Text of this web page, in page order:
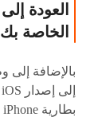
الخاصة بك
بطارية iPhone الخاصة بك.